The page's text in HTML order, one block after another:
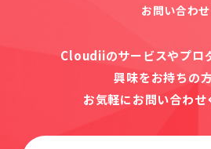
お問い合わせ
Cloudiiのサービスやプロ
興味をお持ちの方
お気軽にお問い合わせ